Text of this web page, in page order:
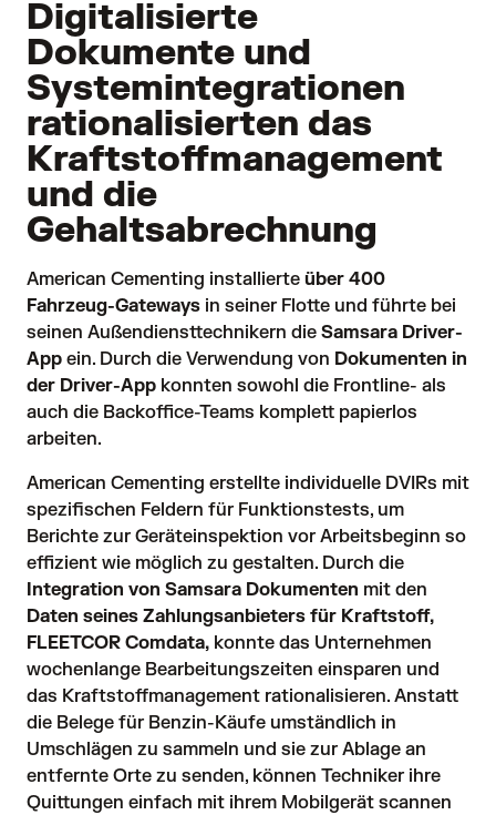
Digitalisierte
Dokumente und
Systemintegrationen
rationalisierten das
Kraftstoffmanagement
und die
Gehaltsabrechnung
American Cementing installierte über 400
Fahrzeug-Gateways in seiner Flotte und führte bei
seinen Außendiensttechnikern die Samsara Driver-
App ein. Durch die Verwendung von Dokumenten in
der Driver-App konnten sowohl die Frontline- als
auch die Backoffice-Teams komplett papierlos
arbeiten.
American Cementing erstellte individuelle DVIRs mit
spezifischen Feldern für Funktionstests, um
Berichte zur Geräteinspektion vor Arbeitsbeginn so
Integration von Samsara Dokumenten mit den
Daten seines Zahlungsanbieters für Kraftstoff,
FLEETCOR Comdata, konnte das Unternehmen
wochenlange Bearbeitungszeiten einsparen und
das Kraftstoffmanagement rationalisieren. Anstatt
die Belege für Benzin-Käufe umständlich in
Umschlägen zu sammeln und sie zur Ablage an
entfernte Orte zu senden, können Techniker ihre
Quittungen einfach mit ihrem Mobilgerät scannen